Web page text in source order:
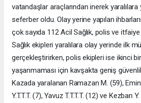
vatandaşlar araçlarından inerek
seferber oldu. Olay yerine yapılan
çok sayıda 112 Acil Sağlık, polis ve
Sağlık ekipleri yaralılara olay yerinde ilk
gerçekleştirirken, polis ekipleri ise ikinci
yaşanmaması için kavşakta geniş
Kazada yaralanan Ramazan M. (59),
Y.T.T.T. (7), Yavuz T.T.T.T. (12) ve Kezban